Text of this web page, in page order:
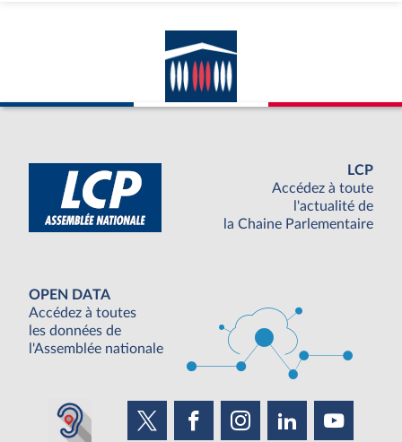
LCP
Accédez à toute
l'actualité de
la Chaine Parlementaire
OPEN DATA
Accédez à toutes
les données de
l'Assemblée nationale